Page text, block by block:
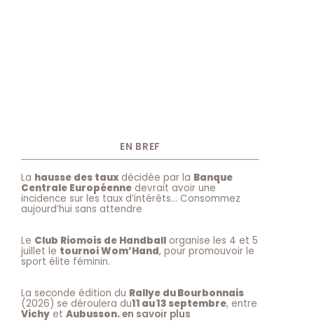
EN BREF
La hausse des taux décidée par la Banque
Centrale Européenne devrait avoir une
incidence sur les taux d’intérêts… Consommez
aujourd’hui sans attendre
Le Club Riomois de Handball organise les 4 et 5
juillet le tournoi Wom’Hand, pour promouvoir le
sport élite féminin.
La seconde édition du Rallye du Bourbonnais
(2026) se déroulera du11 au 13 septembre, entre
Vichy et Aubusson.en savoir plus